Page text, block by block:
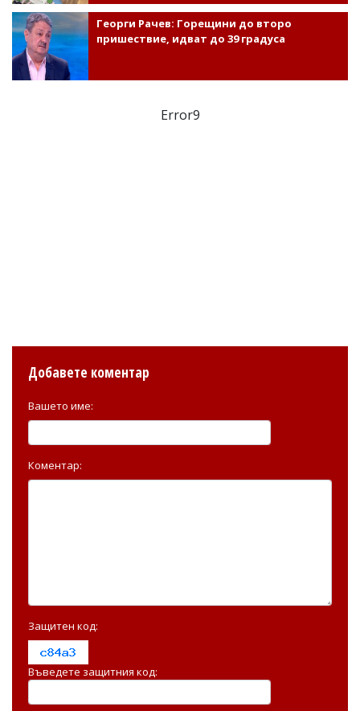
Георги Рачев: Горещини до второ
пришествие, идват до 39 градуса
Error9
Добавете коментар
Вашето име:
Коментар:
Защитен код:
Въведете защитния код: